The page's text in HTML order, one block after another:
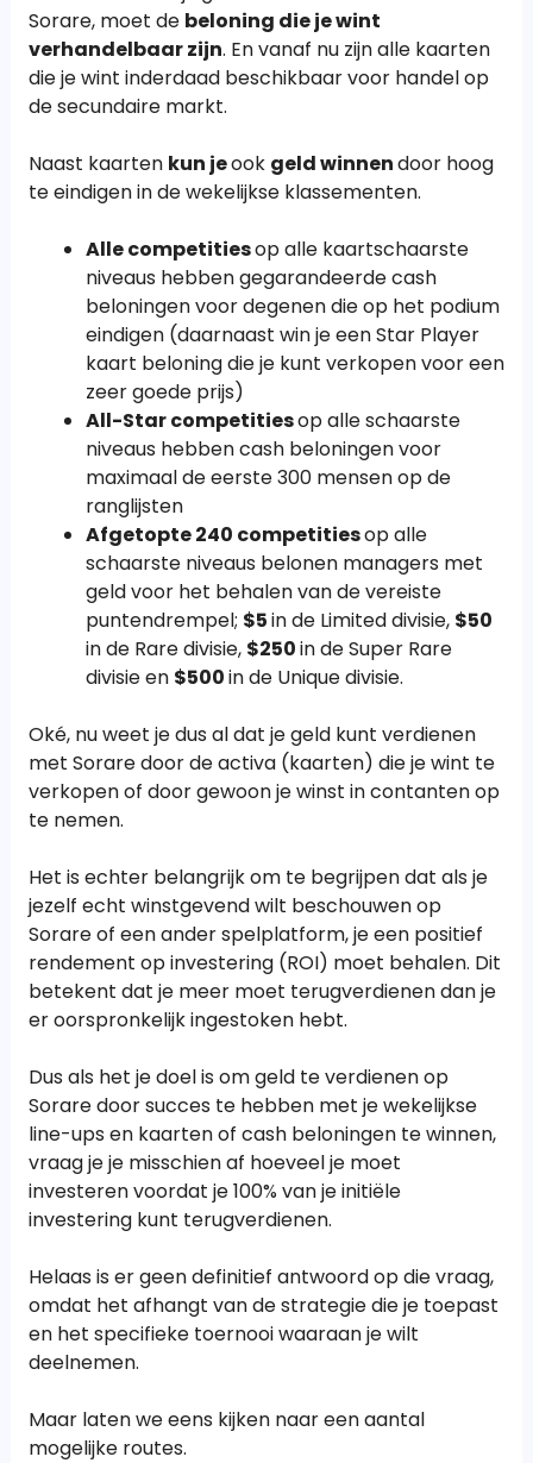
Sorare, moet de beloning die je wint
verhandelbaar zijn. En vanaf nu zijn alle kaarten
die je wint inderdaad beschikbaar voor handel op
de secundaire markt.
Naast kaarten kun jeook geld winnendoor hoog
te eindigen in de wekelijkse klassementen.
Alle competitiesop alle kaartschaarste
niveaus hebben gegarandeerde cash
beloningen voor degenen die op het podium
eindigen (daarnaast win je een Star Player
kaart beloning die je kunt verkopen voor een
zeer goede prijs)
All-Star competitiesop alle schaarste
niveaus hebben cash beloningen voor
maximaal de eerste 300 mensen op de
ranglijsten
Afgetopte 240 competitiesop alle
schaarste niveaus belonen managers met
geld voor het behalen van de vereiste
puntendrempel; $5in de Limited divisie, $50
in de Rare divisie, $250in de Super Rare
divisie en $500in de Unique divisie.
Oké, nu weet je dus al dat je geld kunt verdienen
met Sorare door de activa (kaarten) die je wint te
verkopen of door gewoon je winst in contanten op
te nemen.
Het is echter belangrijk om te begrijpen dat als je
jezelf echt winstgevend wilt beschouwen op
Sorare of een ander spelplatform, je een positief
rendement op investering (ROI) moet behalen. Dit
betekent dat je meer moet terugverdienen dan je
er oorspronkelijk ingestoken hebt.
Dus als het je doel is om geld te verdienen op
Sorare door succes te hebben met je wekelijkse
line-ups en kaarten of cash beloningen te winnen,
vraag je je misschien af hoeveel je moet
investeren voordat je 100% van je initiële
investering kunt terugverdienen.
Helaas is er geen definitief antwoord op die vraag,
omdat het afhangt van de strategie die je toepast
en het specifieke toernooi waaraan je wilt
deelnemen.
Maar laten we eens kijken naar een aantal
mogelijke routes.